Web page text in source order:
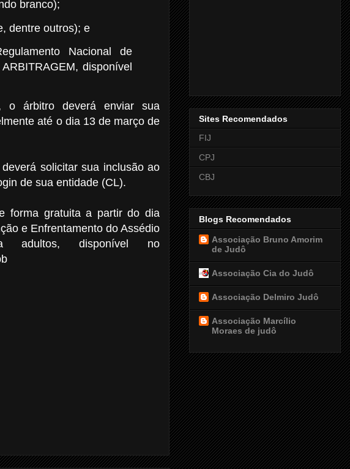
branco);
dentre outros); e
Nacional de
disponível
o árbitro deverá enviar sua
até o dia 13 de março de
solicitar sua inclusão ao
de sua entidade (CL).
forma gratuita a partir do dia
e Enfrentamento do Assédio
disponível no
Sites Recomendados
FIJ
CPJ
CBJ
Blogs Recomendados
Associação Bruno Amorim
de Judô
Associação Cia do Judô
Associação Delmiro Judô
Associação Marcílio
Moraes de judô